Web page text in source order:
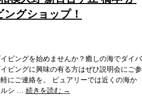
グショップ！
ビングを始めませんか？癒しの海でダイバ
ビングに興味の有る方はぜひ説明会にご参
にご連絡を。 ピュアリーでは近くの海か
ルシ … 続きを読む →